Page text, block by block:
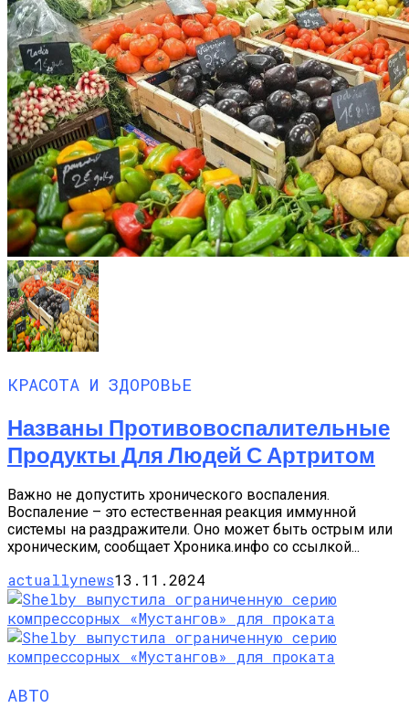
КРАСОТА И ЗДОРОВЬЕ
Названы Противовоспалительные
Продукты Для Людей С Артритом
Важно не допустить хронического воспаления.
Воспаление – это естественная реакция иммунной
системы на раздражители. Оно может быть острым или
хроническим, сообщает Хроника.инфо со ссылкой...
actuallynews13.11.2024
АВТО